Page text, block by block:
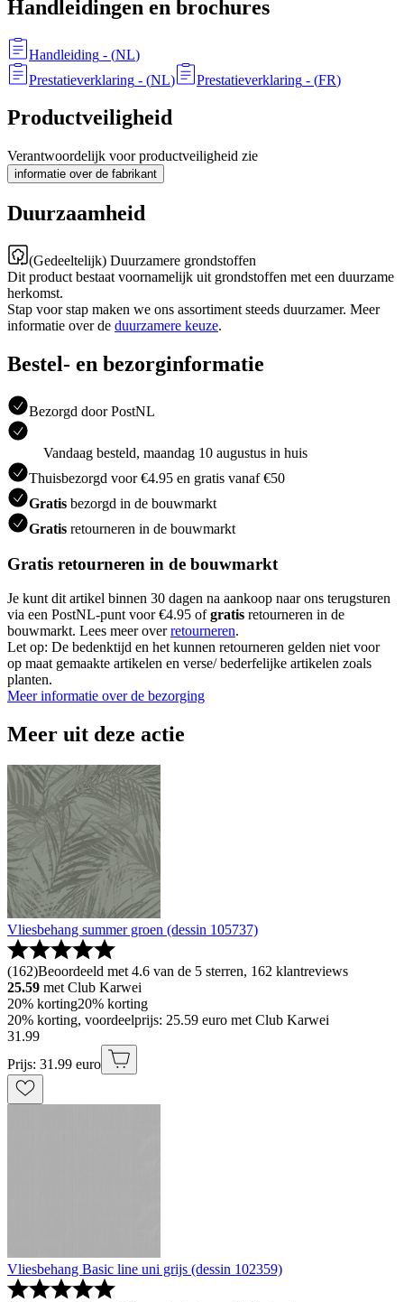
Handleidingen en brochures
Handleiding - (NL)
Prestatieverklaring - (NL) Prestatieverklaring - (FR)
Productveiligheid
Verantwoordelijk voor productveiligheid zie
informatie over de fabrikant
Duurzaamheid
(Gedeeltelijk) Duurzamere grondstoffen
Dit product bestaat voornamelijk uit grondstoffen met een duurzame
herkomst.
Stap voor stap maken we ons assortiment steeds duurzamer. Meer
informatie over de duurzamere keuze.
Bestel- en bezorginformatie
Bezorgd door PostNL
Vandaag besteld, maandag 10 augustus in huis
Thuisbezorgd voor €4.95 en gratis vanaf €50
Gratis bezorgd in de bouwmarkt
Gratis retourneren in de bouwmarkt
Gratis retourneren in de bouwmarkt
Je kunt dit artikel binnen 30 dagen na aankoop naar ons terugsturen
via een PostNL-punt voor €4.95 ofgratis retourneren in de
bouwmarkt. Lees meer overretourneren.
Let op: De bedenktijd en het kunnen retourneren gelden niet voor
op maat gemaakte artikelen en verse/ bederfelijke artikelen zoals
planten.
Meer informatie over de bezorging
Meer uit deze actie
Vliesbehang summer groen (dessin 105737)
(162)Beoordeeld met 4.6 van de 5 sterren, 162 klantreviews
25.59 met Club Karwei
20% korting20% korting
20% korting, voordeelprijs: 25.59 euro met Club Karwei
31 .99
Prijs: 31.99 euro
Vliesbehang Basic line uni grijs (dessin 102359)